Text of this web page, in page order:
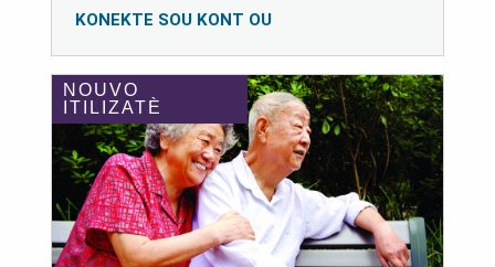
KONEKTE SOU KONT OU
NOUVO
ITILIZATÈ